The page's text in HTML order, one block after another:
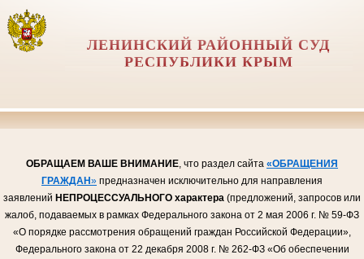
ЛЕНИНСКИЙ РАЙОННЫЙ СУД
РЕСПУБЛИКИ КРЫМ
ОБРАЩАЕМ ВАШЕ ВНИМАНИЕ , что раздел сайта «ОБРАЩЕНИЯ
ГРАЖДАН» предназначен исключительно для направления
заявлений НЕПРОЦЕССУАЛЬНОГО характера (предложений, запросов или
жалоб, подаваемых в рамках Федерального закона от 2 мая 2006 г. № 59-ФЗ
«О порядке рассмотрения обращений граждан Российской Федерации»,
Федерального закона от 22 декабря 2008 г. № 262-ФЗ «Об обеспечении